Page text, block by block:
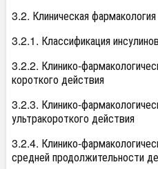
3.2. Клиническая фармакология
3.2.1. Классификация инсулинов
3.2.2. Клинико-
короткого действия
3.2.3. Клинико-
ультракороткого действия
3.2.4. Клинико-
средней продолжительности